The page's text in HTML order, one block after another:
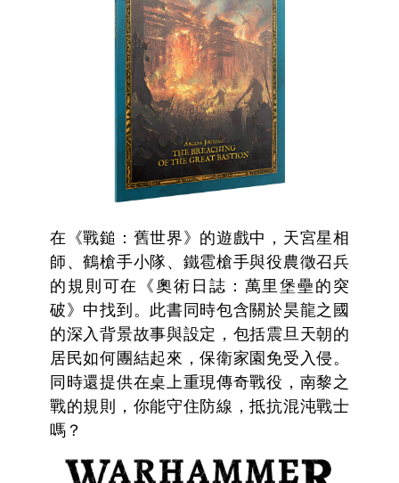
在《戰鎚：舊世界》的遊戲中，天宮星相
師、鶴槍手小隊、鐵雹槍手與役農徵召兵
的規則可在《奧術日誌：萬里堡壘的突
破》中找到。此書同時包含關於昊龍之國
的深入背景故事與設定，包括震旦天朝的
居民如何團結起來，保衛家園免受入侵。
同時還提供在桌上重現傳奇戰役，南黎之
戰的規則，你能守住防線，抵抗混沌戰士
嗎？